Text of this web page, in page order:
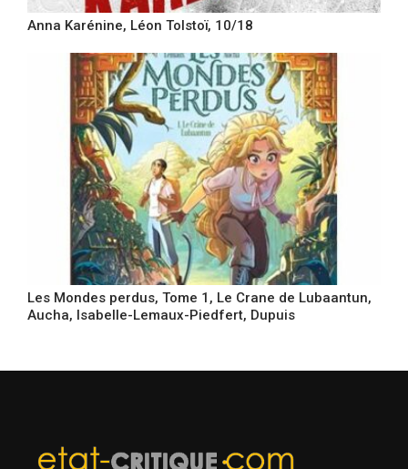
Anna Karénine, Léon Tolstoï, 10/18
Les Mondes perdus, Tome 1, Le Crane de Lubaantun,
Aucha, Isabelle-Lemaux-Piedfert, Dupuis